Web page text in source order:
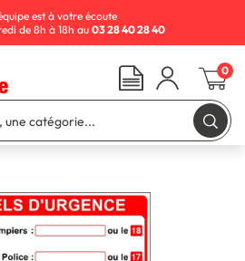
est à votre écoute
de 8h à 18h au03 28 40 28 40
0